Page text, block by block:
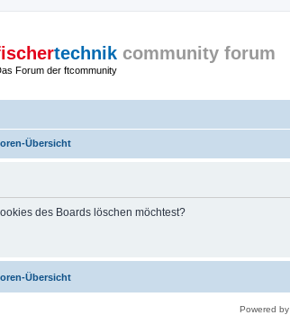
technik community forum
Forum der ftcommunity
Übersicht
des Boards löschen möchtest?
Übersicht
Powered by